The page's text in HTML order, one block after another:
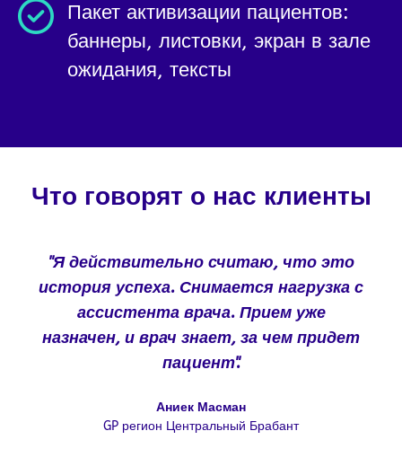
Пакет активизации пациентов:
баннеры, листовки, экран в зале
ожидания, тексты
Что говорят о нас клиенты
"Я действительно считаю, что это
история успеха. Снимается нагрузка с
ассистента врача. Прием уже
назначен, и врач знает, за чем придет
пациент".
Аниек Масман
GP регион Центральный Брабант